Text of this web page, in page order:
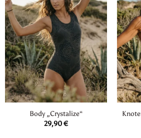
Body „Crystalize“
29,90€